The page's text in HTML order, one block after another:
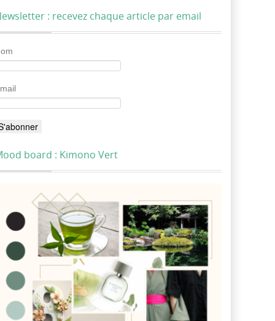
: recevez chaque article par email
board : Kimono Vert